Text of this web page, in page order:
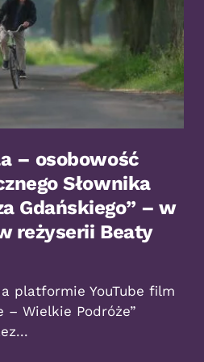
– osobowość
Słownika
Gdańskiego” – w
reżyserii Beaty
platformie YouTube film
– Wielkie Podróże”